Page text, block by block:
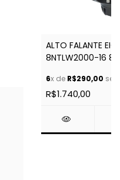
ALTO FALANTE
8NTLW2000-16 8
6x de R$290,00
R$1.740,00